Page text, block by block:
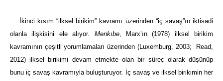
İkinci kısım “ilksel birikim” kavramı üzerinden “iç savaş”ın iktisadi
olanla ilişkisini ele alıyor. Menkıbe, Marx’ın (1978) ilksel birikim
kavramının çeşitli yorumlamaları üzerinden (Luxemburg, 2003; Read,
2012) ilksel birikimi devam etmekte olan bir süreç olarak düşünüp
bunu iç savaş kavramıyla buluşturuyor. İç savaş ve ilksel birikimin her